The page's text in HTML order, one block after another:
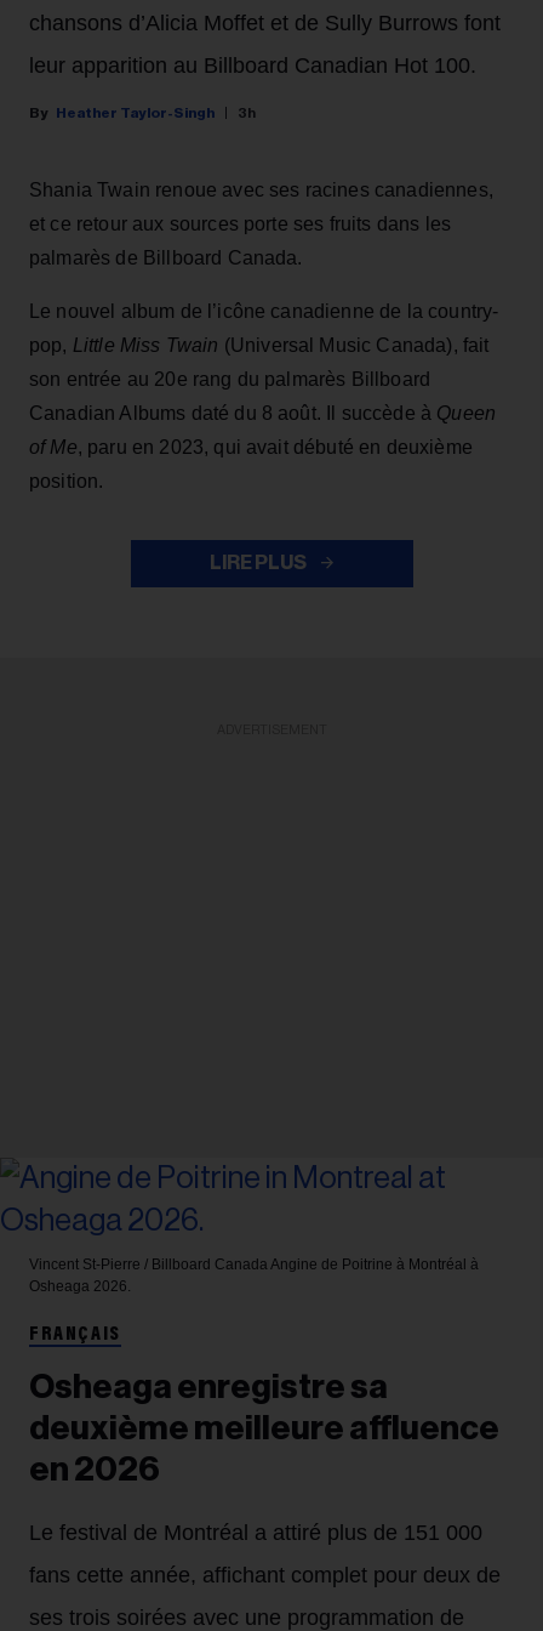
chansons d’Alicia Moffet et de Sully Burrows font
leur apparition au Billboard Canadian Hot 100.
Heather Taylor-Singh 3h
Shania Twain renoue avec ses racines canadiennes,
et ce retour aux sources porte ses fruits dans les
palmarès de Billboard Canada.
Le nouvel album de l’icône canadienne de la country-
pop, Little Miss Twain (Universal Music Canada), fait
son entrée au 20e rang du palmarès Billboard
Canadian Albums daté du 8 août. Il succède à Queen
of Me, paru en 2023, qui avait débuté en deuxième
position.
LIRE PLUS
Vincent St-Pierre / Billboard Canada Angine de Poitrine à Montréal à
Osheaga 2026.
FRANÇAIS
Osheaga enregistre sa
deuxième meilleure affluence
en 2026
Le festival de Montréal a attiré plus de 151 000
fans cette année, affichant complet pour deux de
ses trois soirées avec une programmation de